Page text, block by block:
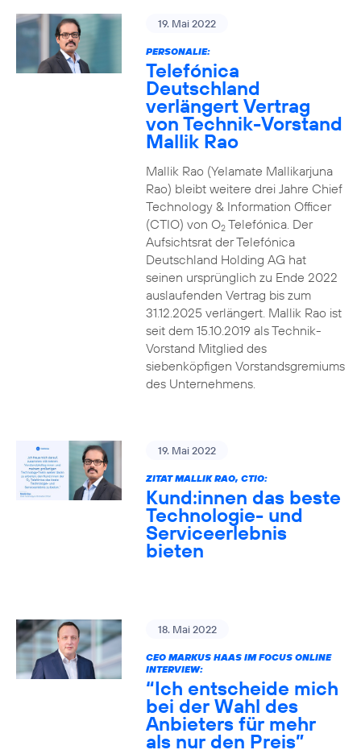
19. Mai 2022
PERSONALIE:
Telefónica
Deutschland
verlängert Vertrag
von Technik-Vorstand
Mallik Rao
Mallik Rao (Yelamate Mallikarjuna
Rao) bleibt weitere drei Jahre Chief
Technology & Information Officer
(CTIO) von O2Telefónica. Der
Aufsichtsrat der Telefónica
Deutschland Holding AG hat
seinen ursprünglich zu Ende 2022
auslaufenden Vertrag bis zum
31.12.2025 verlängert. Mallik Rao ist
seit dem 15.10.2019 als Technik-
Vorstand Mitglied des
siebenköpfigen Vorstandsgremiums
des Unternehmens.
19. Mai 2022
ZITAT MALLIK RAO, CTIO:
Kund:innen das beste
Technologie- und
Serviceerlebnis
bieten
18. Mai 2022
CEO MARKUS HAAS IM FOCUS ONLINE
INTERVIEW:
“Ich entscheide mich
bei der Wahl des
Anbieters für mehr
als nur den Preis”